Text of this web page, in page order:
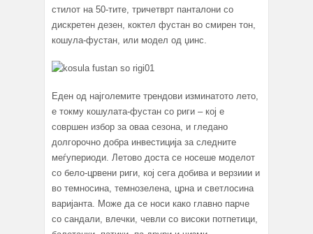
стилот на 50-тите, тричетврт панталони со
дискретен дезен, коктел фустан во смирен тон,
кошула-фустан, или модел од џинс.
Еден од најголемите трендови изминатото лето,
е токму кошулата-фустан со риги – кој е
совршен избор за оваа сезона, и гледано
долгорочно добра инвестиција за следните
меѓупериоди. Летово доста се носеше моделот
со бело-црвени риги, кој сега добива и верзиии и
во темносина, темнозелена, црна и светлосина
варијанта. Може да се носи како главно парче
со сандали, влечки, чевли со високи потпетици,